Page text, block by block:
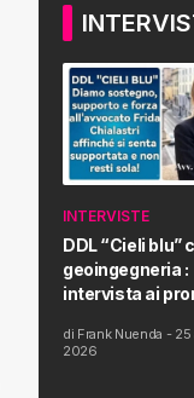
INTERVISTE
DDL “Cieli blu”
geoingegneria :
intervista ai
Proposta di
di Frank Nuenda - 25
2026